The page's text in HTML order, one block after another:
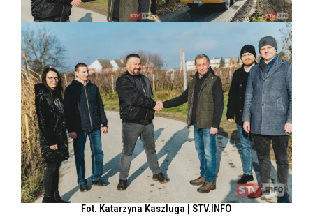
Fot. Katarzyna Kaszluga | STV.INFO